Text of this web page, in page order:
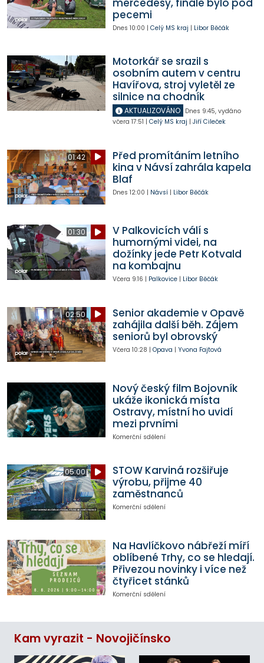
pecemi
Dnes 10:00 | Celý MS kraj | Libor Běčák
Motorkář se srazil s
osobním autem v centru
Havířova, stroj vyletěl ze
silnice na chodník
AKTUALIZOVÁNO Dnes 9:45, vydáno
včera 17:51 | Celý MS kraj | Jiří Cileček
01:42
Před promítáním letního
kina v Návsí zahrála kapela
Blaf
Dnes 12:00 | Návsí| Libor Běčák
01:30
V Palkovicích válí s
humornými videi, na
dožínky jede Petr Kotvald
na kombajnu
Včera 9:16 | Palkovice| Libor Běčák
02:50
Senior akademie v Opavě
zahájila další běh. Zájem
seniorů byl obrovský
Včera 10:28 | Opava | Yvona Fajtová
Nový český film Bojovník
ukáže ikonická místa
Ostravy, místní ho uvidí
mezi prvními
Komerční sdělení
05:00
STOW Karviná rozšiřuje
výrobu, přijme 40
zaměstnanců
Komerční sdělení
Na Havlíčkovo nábřeží míří
oblíbené Trhy, co se hledají.
Přivezou novinky i více než
čtyřicet stánků
Komerční sdělení
Kam vyrazit - Novojičínsko